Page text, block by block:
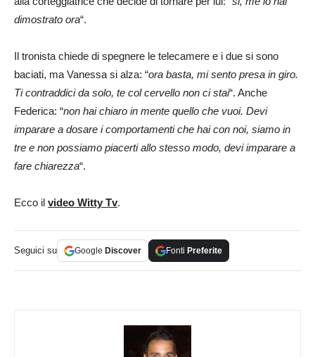
dimostrato ora“.
Il tronista chiede di spegnere le telecamere e i due si sono
baciati, ma Vanessa si alza: “ora basta, mi sento presa in giro.
Ti contraddici da solo, te col cervello non ci stai“. Anche
Federica: “non hai chiaro in mente quello che vuoi. Devi
imparare a dosare i comportamenti che hai con noi, siamo in
tre e non possiamo piacerti allo stesso modo, devi imparare a
fare chiarezza“.
Ecco il video Witty Tv.
Seguici su Google Discover Fonti Preferite